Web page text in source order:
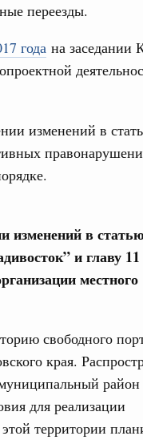
переезды.
года на заседании
изменений в
изменений в
и главу 11
местного
свободного
края.
район
для реализации
территории
зимнего
год,
Email